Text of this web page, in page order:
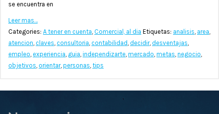
se encuentra en
Leer mas…
Categories: A tener en cuenta, Comercial, al dia Etiquetas: analisis, area,
atencion, claves, consultoria, contabilidad, decidir, desventajas,
empleo, experiencia, guia, independizarte, mercado, metas, negocio,
objetivos, orientar, personas, tips